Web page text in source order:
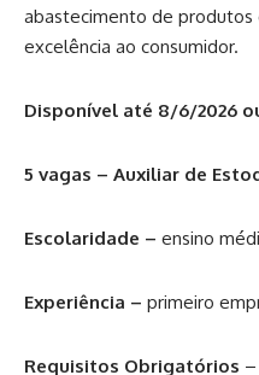
abastecimento de
excelência ao consumidor.
Disponível até 8/6/2026
5 vagas – Auxiliar de
Escolaridade – ensino
Experiência – primeiro
Requisitos Obrigatórios